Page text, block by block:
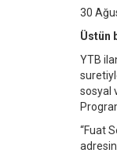
30
Üstün
YTB
sosyal
“Fuat